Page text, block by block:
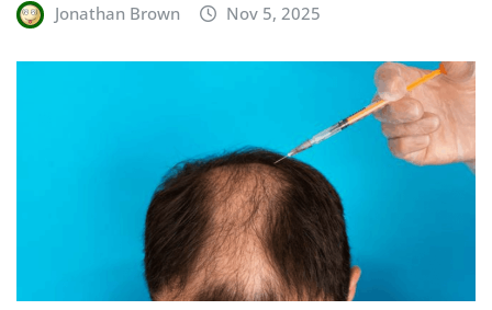
Jonathan Brown Nov 5, 2025